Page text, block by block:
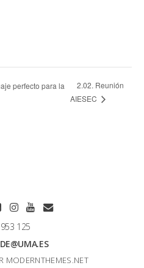
perfecto para la
2.02. Reunión
AIESEC
125
MODERNTHEMES.NET